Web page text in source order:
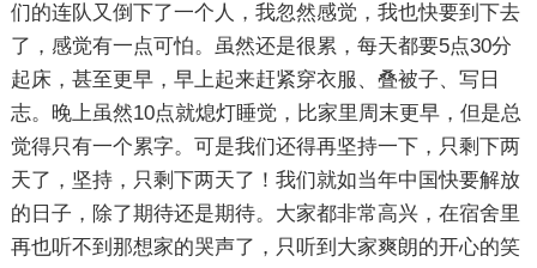
们的连队又倒下了一个人，我忽然感觉，我也快要到下去
了，感觉有一点可怕。虽然还是很累，每天都要5点30分
起床，甚至更早，早上起来赶紧穿衣服、叠被子、写日
志。晚上虽然10点就熄灯睡觉，比家里周末更早，但是总
觉得只有一个累字。可是我们还得再坚持一下，只剩下两
天了，坚持，只剩下两天了！我们就如当年中国快要解放
的日子，除了期待还是期待。大家都非常高兴，在宿舍里
再也听不到那想家的哭声了，只听到大家爽朗的开心的笑